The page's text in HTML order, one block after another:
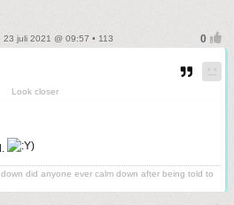
23 juli 2021 @ 09:57 • 113
Look closer
did anyone ever calm down after being told to